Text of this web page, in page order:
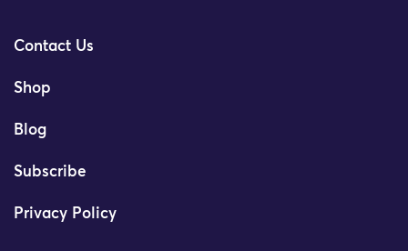
Contact Us
Shop
Blog
Subscribe
Privacy Policy